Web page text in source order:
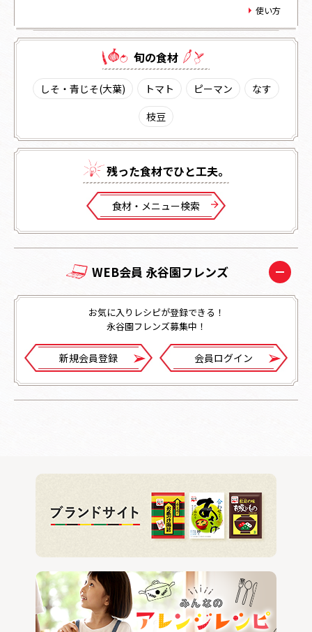
使い方
旬の⾷材
しそ・青じそ(大葉) トマト ピーマン
なす
枝豆
残った⾷材でひと⼯夫。
⾷材・メニュー検索
WEB会員 永谷園フレンズ
お気に入りレシピが登録できる！
永谷園フレンズ募集中！
新規会員登録 会員ログイン